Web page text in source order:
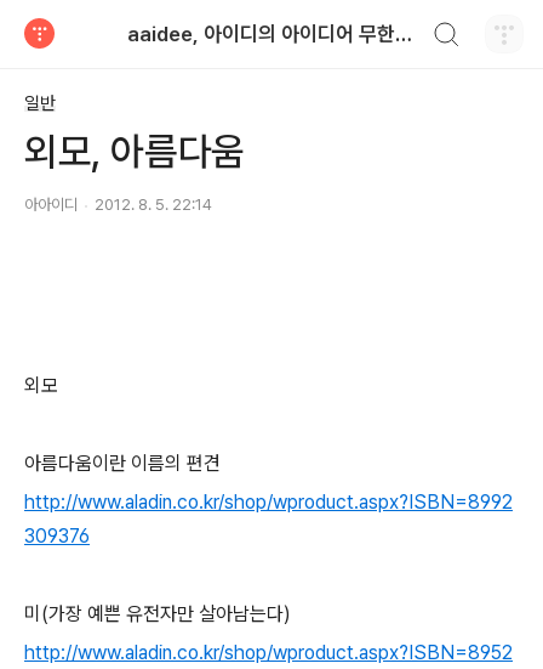
aaidee, 아이디의 아이디어 무한도전
일반
외모, 아름다움
아아이디 2012. 8. 5. 22:14
외모
아름다움이란 이름의 편견
http://www.aladin.co.kr/shop/wproduct.aspx?ISBN=8992
309376
미(가장 예쁜 유전자만 살아남는다)
http://www.aladin.co.kr/shop/wproduct.aspx?ISBN=8952